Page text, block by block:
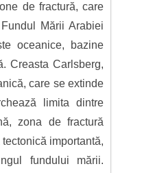
de fractură, care
Mării Arabiei
oceanice, bazine
Creasta Carlsberg,
care se extinde
limita dintre
zona de fractură
importantă,
fundului mării.